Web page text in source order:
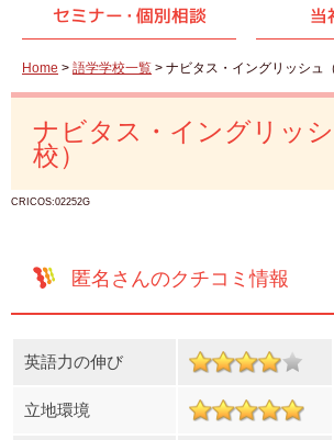
セミナー・ 個別相談 当
Home > 語学学校一覧 > ナビタス・イングリッシュ
ナビタス・イングリッ
校）
CRICOS:02252G
匿名さんのクチコミ情報
英語力の伸び
立地環境